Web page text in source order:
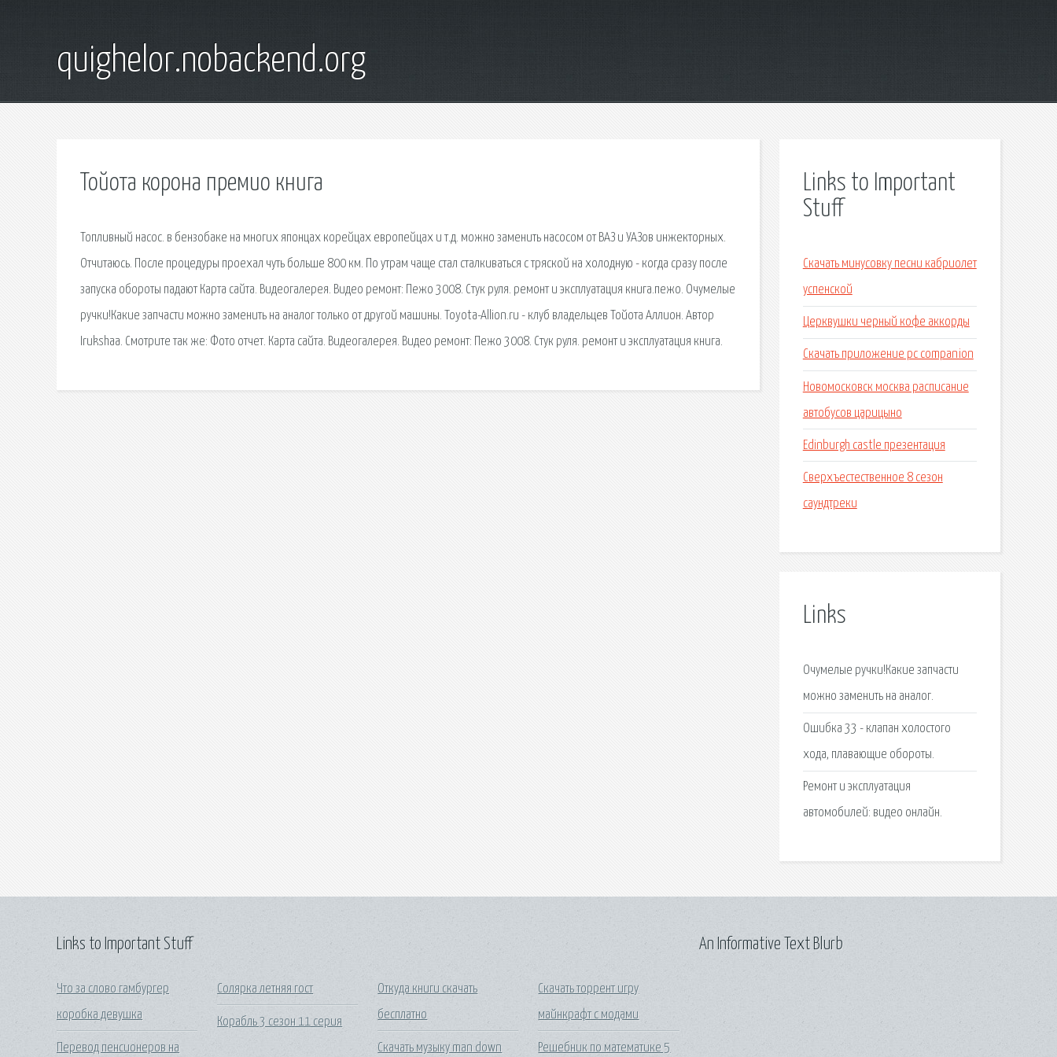
quighelor.nobackend.org
Тойота корона премио книга
Топливный насос. в бензобаке на многих японцах корейцах европейцах и т.д. можно заменить насосом от ВАЗ и УАЗов инжекторных.
Отчитаюсь. После процедуры проехал чуть больше 800 км. По утрам чаще стал сталкиваться с тряской на холодную - когда сразу после
запуска обороты падают Карта сайта. Видеогалерея. Видео ремонт: Пежо 3008. Стук руля. ремонт и эксплуатация книга.пежо. Очумелые
ручки!Какие запчасти можно заменить на аналог только от другой машины. Toyota-Allion.ru - клуб владельцев Тойота Аллион. Автор
Irukshaa. Смотрите так же: Фото отчет. Карта сайта. Видеогалерея. Видео ремонт: Пежо 3008. Стук руля. ремонт и эксплуатация книга.
Links to Important
Stuff
Скачать минусовку песни кабриолет
успенской
Церквушки черный кофе аккорды
Скачать приложение рс companion
Новомосковск москва расписание
автобусов царицыно
Edinburgh castle презентация
Сверхъестественное 8 сезон
саундтреки
Links
Очумелые ручки!Какие запчасти
можно заменить на аналог.
Ошибка 33 - клапан холостого
хода, плавающие обороты.
Ремонт и эксплуатация
автомобилей: видео онлайн.
Links to Important Stuff
Что за слово гамбургер
коробка девушка
Перевод пенсионеров на
Солярка летняя гост
Корабль 3 сезон 11 серия
Откуда книги скачать
бесплатно
Скачать музыку man down
Скачать торрент игру
майнкрафт с модами
Решебник по математике 5
An Informative Text Blurb